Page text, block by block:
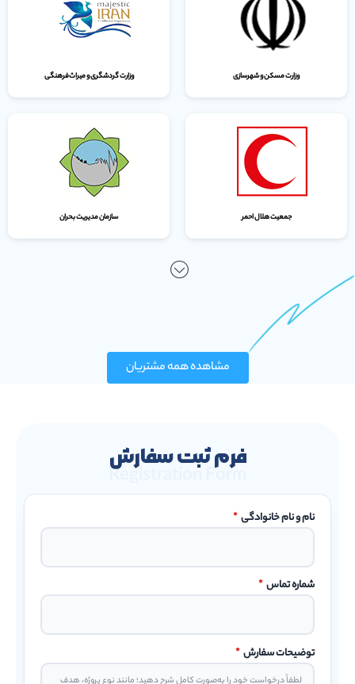
وزارت مسکن و شهرسازی وزارت گردشگری و میراث‌فرهنگی
جمعیت هلال احمر سازمان مدیریت بحران
مشاهده همه مشتریان
فرم ثبت سفارش
Registration Form
نام و نام خانوادگی *
شماره تماس *
توضیحات سفارش *